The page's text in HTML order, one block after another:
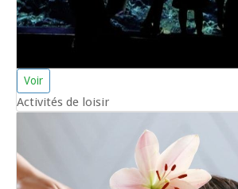
Voir
Activités de loisir